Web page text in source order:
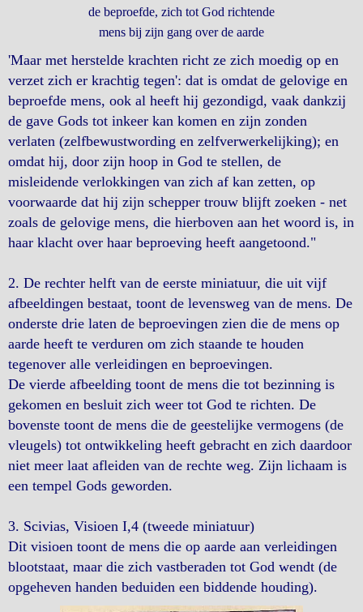
de beproefde, zich tot God richtende
mens bij zijn gang over de aarde
'Maar met herstelde krachten richt ze zich moedig op en
verzet zich er krachtig tegen': dat is omdat de gelovige en
beproefde mens, ook al heeft hij gezondigd, vaak dankzij
de gave Gods tot inkeer kan komen en zijn zonden
verlaten (zelfbewustwording en zelfverwerkelijking); en
omdat hij, door zijn hoop in God te stellen, de
misleidende verlokkingen van zich af kan zetten, op
voorwaarde dat hij zijn schepper trouw blijft zoeken - net
zoals de gelovige mens, die hierboven aan het woord is, in
haar klacht over haar beproeving heeft aangetoond."
2. De rechter helft van de eerste miniatuur, die uit vijf
afbeeldingen bestaat, toont de levensweg van de mens. De
onderste drie laten de beproevingen zien die de mens op
aarde heeft te verduren om zich staande te houden
tegenover alle verleidingen en beproevingen.
De vierde afbeelding toont de mens die tot bezinning is
gekomen en besluit zich weer tot God te richten. De
bovenste toont de mens die de geestelijke vermogens (de
vleugels) tot ontwikkeling heeft gebracht en zich daardoor
niet meer laat afleiden van de rechte weg. Zijn lichaam is
een tempel Gods geworden.
3. Scivias, Visioen I,4 (tweede miniatuur)
Dit visioen toont de mens die op aarde aan verleidingen
blootstaat, maar die zich vastberaden tot God wendt (de
opgeheven handen beduiden een biddende houding).